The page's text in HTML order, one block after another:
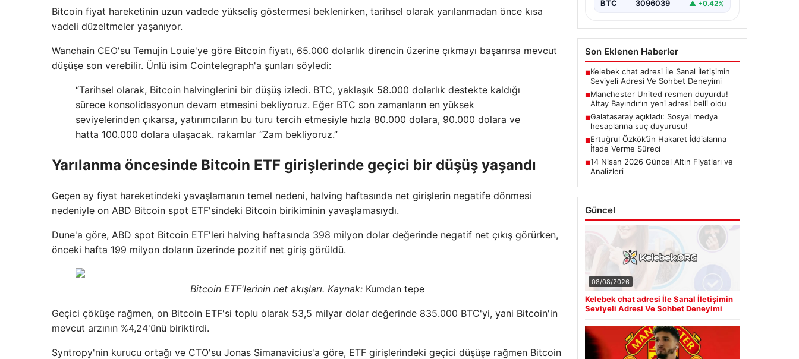
Bitcoin fiyat hareketinin uzun vadede yükseliş göstermesi beklenirken, tarihsel olarak yarılanmadan önce kısa
vadeli düzeltmeler yaşanıyor.
Wanchain CEO'su Temujin Louie'ye göre Bitcoin fiyatı, 65.000 dolarlık direncin üzerine çıkmayı başarırsa mevcut
düşüşe son verebilir. Ünlü isim Cointelegraph'a şunları söyledi:
“Tarihsel olarak, Bitcoin halvinglerini bir düşüş izledi. BTC, yaklaşık 58.000 dolarlık destekte kaldığı
sürece konsolidasyonun devam etmesini bekliyoruz. Eğer BTC son zamanların en yüksek
seviyelerinden çıkarsa, yatırımcıların bu turu tercih etmesiyle hızla 80.000 dolara, 90.000 dolara ve
hatta 100.000 dolara ulaşacak. rakamlar “Zam bekliyoruz.”
Yarılanma öncesinde Bitcoin ETF girişlerinde geçici bir düşüş yaşandı
Geçen ay fiyat hareketindeki yavaşlamanın temel nedeni, halving haftasında net girişlerin negatife dönmesi
nedeniyle on ABD Bitcoin spot ETF'sindeki Bitcoin birikiminin yavaşlamasıydı.
Dune'a göre, ABD spot Bitcoin ETF'leri halving haftasında 398 milyon dolar değerinde negatif net çıkış görürken,
önceki hafta 199 milyon doların üzerinde pozitif net giriş görüldü.
Bitcoin ETF'lerinin net akışları. Kaynak: Kumdan tepe
Geçici çöküşe rağmen, on Bitcoin ETF'si toplu olarak 53,5 milyar dolar değerinde 835.000 BTC'yi, yani Bitcoin'in
mevcut arzının %4,24'ünü biriktirdi.
Syntropy'nin kurucu ortağı ve CTO'su Jonas Simanavicius'a göre, ETF girişlerindeki geçici düşüşe rağmen Bitcoin
BTC 3096039 ▲ +0.42%
Son Eklenen Haberler
■Kelebek chat adresi İle Sanal İletişimin
Seviyeli Adresi Ve Sohbet Deneyimi
■Manchester United resmen duyurdu!
Altay Bayındır’ın yeni adresi belli oldu
■Galatasaray açıkladı: Sosyal medya
hesaplarına suç duyurusu!
■Ertuğrul Özkök’ün Hakaret İddialarına
İfade Verme Süreci
■14 Nisan 2026 Güncel Altın Fiyatları ve
Analizleri
Güncel
08/08/2026
Kelebek chat adresi İle Sanal İletişimin
Seviyeli Adresi Ve Sohbet Deneyimi